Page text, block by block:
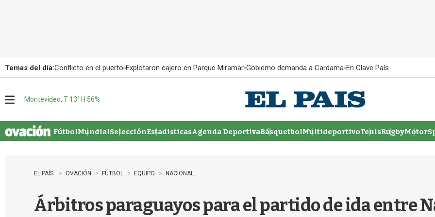
Temas del día:Conflicto en el puerto Explotaron cajero en Parque Miramar Gobierno demanda a Cardama En Clave País
u
Montevideo, T 13° H 56%
FútbolMundialSelecciónEstadisticasAgenda DeportivaBásquetbolMultideportivoTenisRugby
EL PAÍS OVACIÓN FÚTBOL EQUIPO NACIONAL
Árbitros paraguayos para el partido de ida entre